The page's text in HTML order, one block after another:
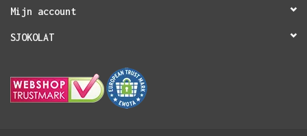
Mijn account
SJOKOLAT